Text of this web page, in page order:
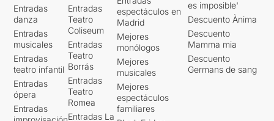
Entradas
danza
Entradas
musicales
Entradas
teatro infantil
Entradas
ópera
Entradas
Entradas
Teatro
Coliseum
Entradas
Teatro
Borrás
Entradas
Teatro
Romea
Entradas La
espectáculos en
Madrid
Mejores
monólogos
Mejores
musicales
Mejores
espectáculos
familiares
es imposible'
Descuento Ànima
Descuento
Mamma mia
Descuento
Germans de sang